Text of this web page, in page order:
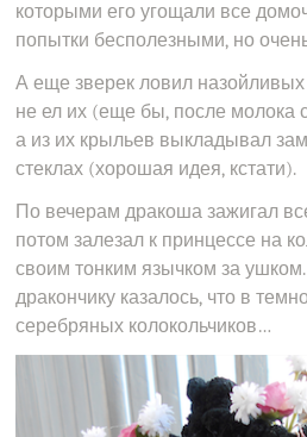
которыми его угощали все
попытки бесполезными, но
А еще зверек ловил
не ел их (еще бы, после
а из их крыльев выкладывал
стеклах (хорошая идея, кстати).
По вечерам дракоша зажигал
потом залезал к принцессе на
своим тонким язычком за
дракончику казалось, что в
серебряных колокольчиков…